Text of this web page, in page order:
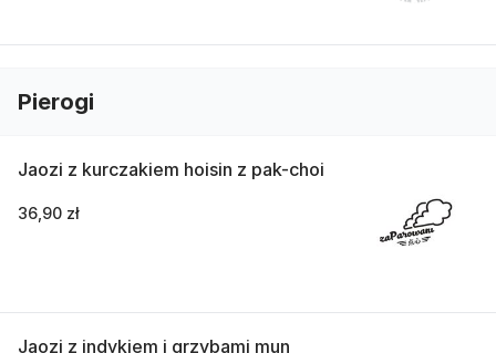
Pierogi
Jaozi z kurczakiem hoisin z pak-choi
36,90 zł
Jaozi z indykiem i grzybami mun